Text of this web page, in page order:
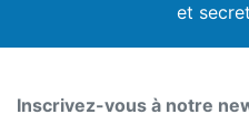
et
Inscrivez-vous à notre